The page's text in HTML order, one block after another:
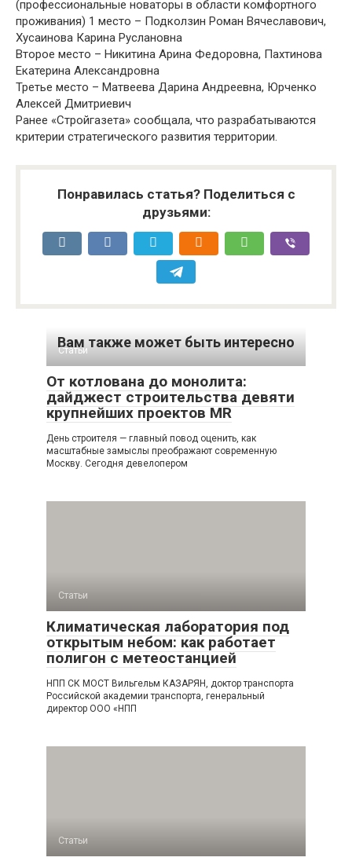
(профессиональные новаторы в области комфортного
проживания) 1 место – Подколзин Роман Вячеславович,
Хусаинова Карина Руслановна
Второе место – Никитина Арина Федоровна, Пахтинова
Екатерина Александровна
Третье место – Матвеева Дарина Андреевна, Юрченко
Алексей Дмитриевич
Ранее «Стройгазета» сообщала, что разрабатываются
критерии стратегического развития территории.
Понравилась статья? Поделиться с
друзьями:
Вам также может быть интересно
Статьи
От котлована до монолита:
дайджест строительства девяти
крупнейших проектов MR
День строителя — главный повод оценить, как
масштабные замыслы преображают современную
Москву. Сегодня девелопером
Статьи
Климатическая лаборатория под
открытым небом: как работает
полигон с метеостанцией
НПП СК МОСТ Вильгельм КАЗАРЯН, доктор транспорта
Российской академии транспорта, генеральный
директор ООО «НПП
Статьи